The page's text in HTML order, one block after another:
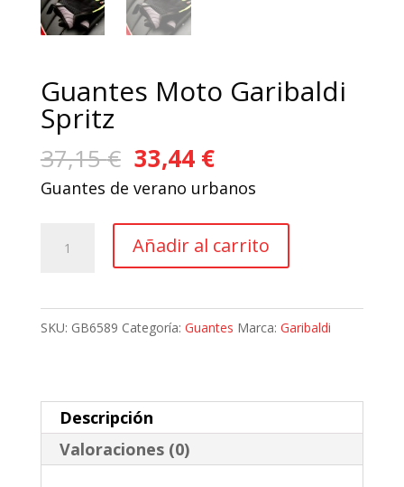
Guantes Moto Garibaldi
Spritz
37,15€ El
precio
era:
37,15 €.
33,44 €El
precio
es:
33,44 €.
Guantes de verano urbanos
Añadir al carrito
SKU: GB6589 Categoría: Guantes Marca: Garibaldi
Descripción
Valoraciones (0)